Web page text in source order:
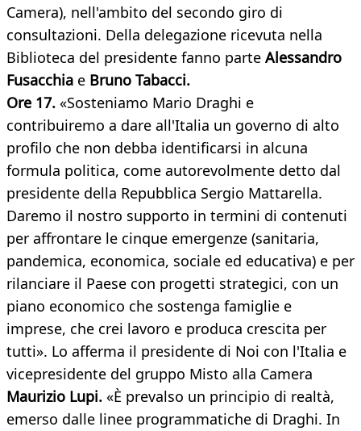
Camera), nell'ambito del secondo giro di
consultazioni. Della delegazione ricevuta nella
Biblioteca del presidente fanno parte Alessandro
Fusacchia e Bruno Tabacci.
Ore 17. «Sosteniamo Mario Draghi e
contribuiremo a dare all'Italia un governo di alto
profilo che non debba identificarsi in alcuna
formula politica, come autorevolmente detto dal
presidente della Repubblica Sergio Mattarella.
Daremo il nostro supporto in termini di contenuti
per affrontare le cinque emergenze (sanitaria,
pandemica, economica, sociale ed educativa) e per
rilanciare il Paese con progetti strategici, con un
piano economico che sostenga famiglie e
imprese, che crei lavoro e produca crescita per
tutti». Lo afferma il presidente di Noi con l'Italia e
vicepresidente del gruppo Misto alla Camera
Maurizio Lupi. «È prevalso un principio di realtà,
emerso dalle linee programmatiche di Draghi. In